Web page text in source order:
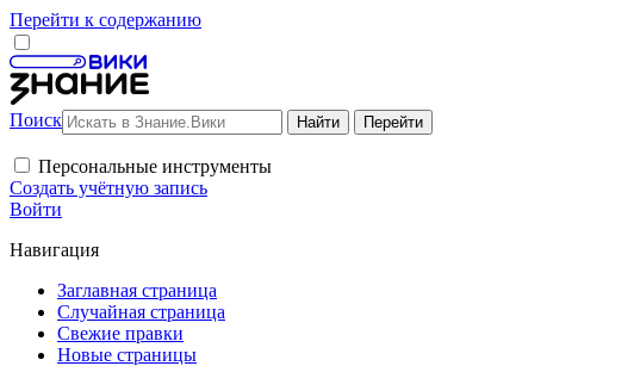
Перейти к содержанию
Поиск
Персональные инструменты
Создать учётную запись
Войти
Навигация
Заглавная страница
Случайная страница
Свежие правки
Новые страницы